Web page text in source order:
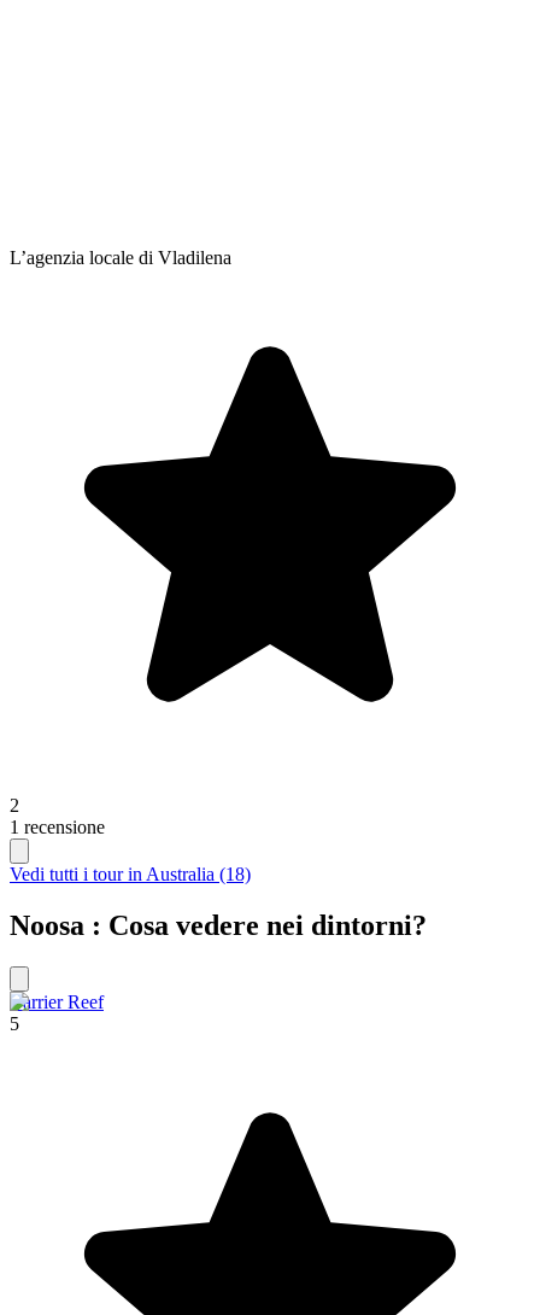
L’agenzia locale di Vladilena
2
1 recensione
Vedi tutti i tour in Australia (18)
Noosa : Cosa vedere nei dintorni?
Barrier Reef
5